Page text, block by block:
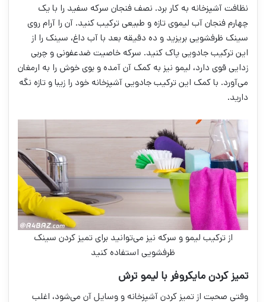
نظافت آشپزخانه به کار برد. نصف فنجان سرکه سفید را با یک
چهارم فنجان آب لیموی تازه و طبیعی ترکیب کنید. آن را آرام روی
سینک ظرفشویی بریزید و ده دقیقه بعد با آب داغ، سینک را از
این ترکیب جادویی پاک کنید. سرکه خاصیت ضدعفونی و چربی
زدایی قوی دارد، لیمو نیز به کمک آن آمده و بوی خوش را به ارمغان
می‌آورد. با کمک این ترکیب جادویی آشپزخانه خود را زیبا و تازه نگه
دارید.
از ترکیب لیمو و سرکه نیز می‌توانید برای تمیز کردن سینک
ظرفشویی استفاده کنید
تميز كردن مايكروفر با ليمو ترش
وقتی صحبت از تمیز کردن آشپزخانه و وسایل آن می‌شود، اغلب